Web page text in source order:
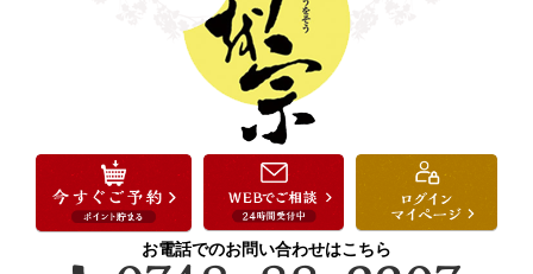
お電話でのお問い合わせはこちら
お祝い・ハレの日
法事・法要
接待・おもてなし